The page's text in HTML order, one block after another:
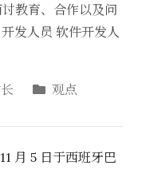
教育、合作以及问
发人员 软件开发人
观点
月 5 日于西班牙巴